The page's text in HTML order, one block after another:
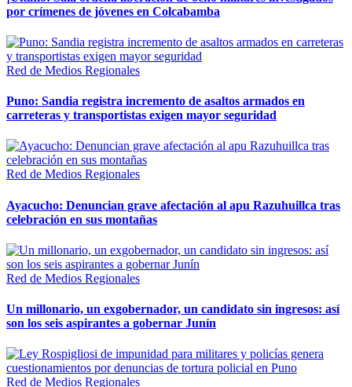
por crímenes de jóvenes en Colcabamba
Red de Medios Regionales
Puno: Sandia registra incremento de asaltos armados en
carreteras y transportistas exigen mayor seguridad
Red de Medios Regionales
Ayacucho: Denuncian grave afectación al apu Razuhuillca tras
celebración en sus montañas
Red de Medios Regionales
Un millonario, un exgobernador, un candidato sin ingresos: así
son los seis aspirantes a gobernar Junín
Red de Medios Regionales